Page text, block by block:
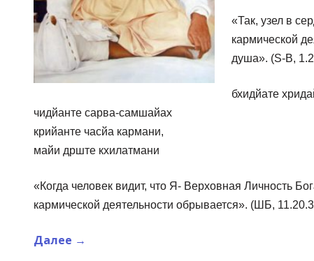
«Так, узел в
кармической
душа». (S-B,
бхидйате
чидйанте сарва-самшайах
крийанте часйа кармани,
майи дрште кхилатмани
«Когда человек видит, что Я- Верховная Личность
кармической деятельности обрывается». (ШБ,
Далее →